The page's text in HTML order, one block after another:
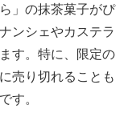
」の抹茶菓子がぴ
ンシェやカステラ
す。特に、限定の
売り切れることも
す。